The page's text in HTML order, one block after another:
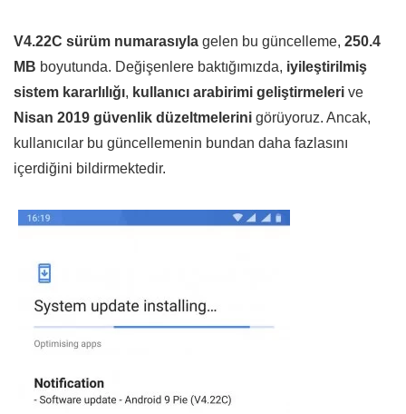
V4.22C sürüm numarasıyla gelen bu güncelleme, 250.4
MB boyutunda. Değişenlere baktığımızda, iyileştirilmiş
sistem kararlılığı, kullanıcı arabirimi geliştirmeleri ve
Nisan 2019 güvenlik düzeltmelerini görüyoruz. Ancak,
kullanıcılar bu güncellemenin bundan daha fazlasını
içerdiğini bildirmektedir.